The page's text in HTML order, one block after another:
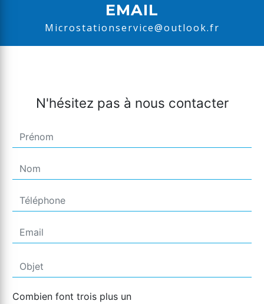
EMAIL
microstationservice@outlook.fr
N'hésitez pas à nous contacter
Combien font trois plus un